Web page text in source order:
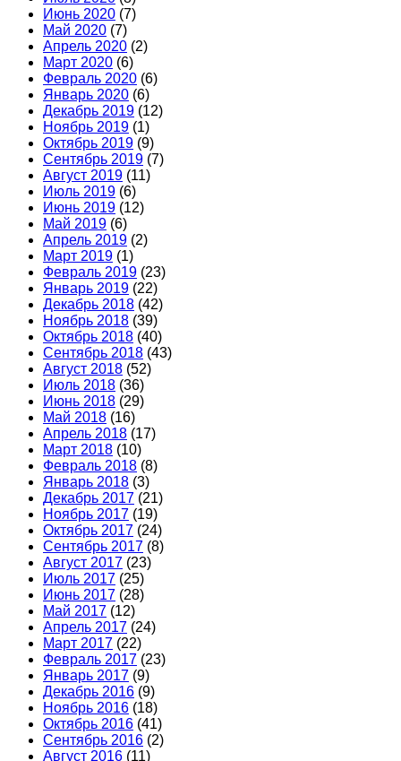
Июнь 2020 (7)
Май 2020 (7)
Апрель 2020 (2)
Март 2020 (6)
Февраль 2020 (6)
Январь 2020 (6)
Декабрь 2019 (12)
Ноябрь 2019 (1)
Октябрь 2019 (9)
Сентябрь 2019 (7)
Август 2019 (11)
Июль 2019 (6)
Июнь 2019 (12)
Май 2019 (6)
Апрель 2019 (2)
Март 2019 (1)
Февраль 2019 (23)
Январь 2019 (22)
Декабрь 2018 (42)
Ноябрь 2018 (39)
Октябрь 2018 (40)
Сентябрь 2018 (43)
Август 2018 (52)
Июль 2018 (36)
Июнь 2018 (29)
Май 2018 (16)
Апрель 2018 (17)
Март 2018 (10)
Февраль 2018 (8)
Январь 2018 (3)
Декабрь 2017 (21)
Ноябрь 2017 (19)
Октябрь 2017 (24)
Сентябрь 2017 (8)
Август 2017 (23)
Июль 2017 (25)
Июнь 2017 (28)
Май 2017 (12)
Апрель 2017 (24)
Март 2017 (22)
Февраль 2017 (23)
Январь 2017 (9)
Декабрь 2016 (9)
Ноябрь 2016 (18)
Октябрь 2016 (41)
Сентябрь 2016 (2)
Август 2016 (11)